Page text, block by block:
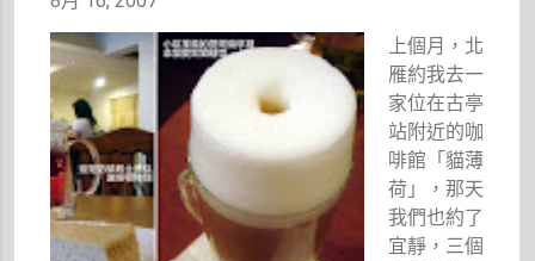
小琉球出
差。
上個月，北
雁約我去一
家位在古亭
站附近的咖
啡館「貓薄
荷」，那天
我們也約了
宜靜，三個